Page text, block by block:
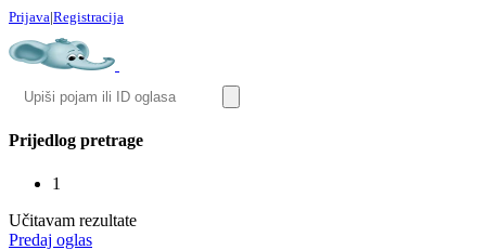
Prijava|Registracija
Prijedlog pretrage
1
Učitavam rezultate
Predaj oglas